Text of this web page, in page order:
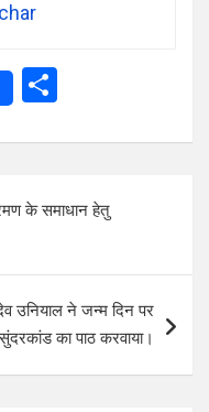
ar
के समाधान हेतु
उनियाल ने जन्म दिन पर
सुंदरकांड का पाठ करवाया।